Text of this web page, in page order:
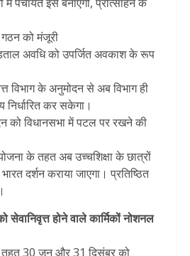
को मंजूरी
अवधि को उपर्जित अवकाश के रूप
विभाग के अनुमोदन से अब विभाग ही
कर सकेगा।
को विधानसभा में पटल पर रखने की
के तहत अब उच्चशिक्षा के छात्रों
दर्शन कराया जाएगा। प्रतिष्ठित
होने वाले कार्मिकों नोशनल
30 जून और 31 दिसंबर को